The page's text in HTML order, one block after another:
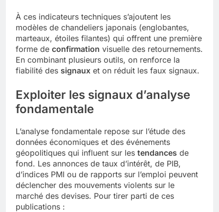
À ces indicateurs techniques s’ajoutent les
modèles de chandeliers japonais (englobantes,
marteaux, étoiles filantes) qui offrent une première
forme de confirmation visuelle des retournements.
En combinant plusieurs outils, on renforce la
fiabilité des signaux et on réduit les faux signaux.
Exploiter les signaux d’analyse
fondamentale
L’analyse fondamentale repose sur l’étude des
données économiques et des événements
géopolitiques qui influent sur les tendances de
fond. Les annonces de taux d’intérêt, de PIB,
d’indices PMI ou de rapports sur l’emploi peuvent
déclencher des mouvements violents sur le
marché des devises. Pour tirer parti de ces
publications :